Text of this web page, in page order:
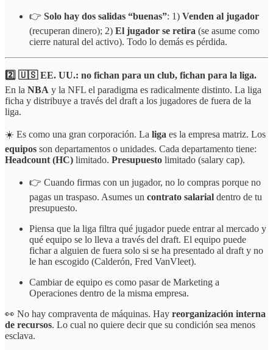
👉 Solo hay dos salidas “buenas”: 1) Venden al jugador
(recuperan dinero); 2) El jugador se retira (se asume como
cierre natural del activo). Todo lo demás es pérdida.
2️⃣ 🇺🇸 EE. UU.: no fichan para un club, fichan para la liga.
En la NBA y la NFL el paradigma es radicalmente distinto. La liga
ficha y distribuye a través del draft a los jugadores de fuera de la
liga.
☀️ Es como una gran corporación. La liga es la empresa matriz. Los
equipos son departamentos o unidades. Cada departamento tiene:
Headcount (HC) limitado. Presupuesto limitado (salary cap).
👉 Cuando firmas con un jugador, no lo compras porque no
pagas un traspaso. Asumes un contrato salarial dentro de tu
presupuesto.
Piensa que la liga filtra qué jugador puede entrar al mercado y
qué equipo se lo lleva a través del draft. El equipo puede
fichar a alguien de fuera solo si se ha presentado al draft y no
le han escogido (Calderón, Fred VanVleet).
Cambiar de equipo es como pasar de Marketing a
Operaciones dentro de la misma empresa.
👀 No hay compraventa de máquinas. Hay reorganización interna
de recursos. Lo cual no quiere decir que su condición sea menos
esclava.